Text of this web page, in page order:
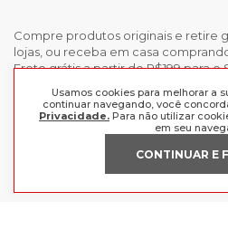
Usamos cookies para melhorar a
continuar navegando, você
Privacidade. Para não utilizar
em seu
CONTINUAR E
Compre produtos originais e retire
lojas, ou receba em casa
Frete grátis a partir de R$199 para o
INSTITUCIONAL
Trabalhe Conosco
Política de Privacidade